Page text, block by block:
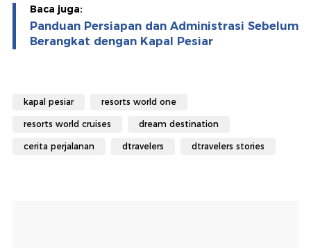
Baca juga:
Panduan Persiapan dan Administrasi Sebelum
Berangkat dengan Kapal Pesiar
kapal pesiar resorts world one
resorts world cruises dream destination
cerita perjalanan dtravelers dtravelers stories